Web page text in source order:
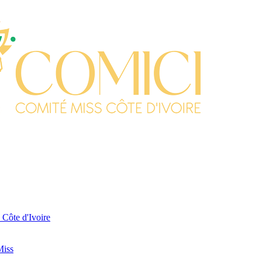
Côte d'Ivoire